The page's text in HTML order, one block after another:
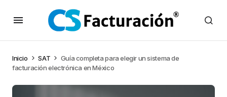
Inicio SAT
Guía completa para elegir un sistema de
facturación electrónica en México